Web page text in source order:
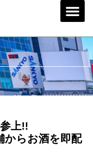
上!!
からお酒を即配